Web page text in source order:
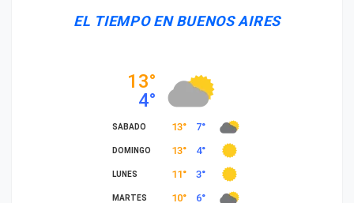
EL TIEMPO EN BUENOS AIRES